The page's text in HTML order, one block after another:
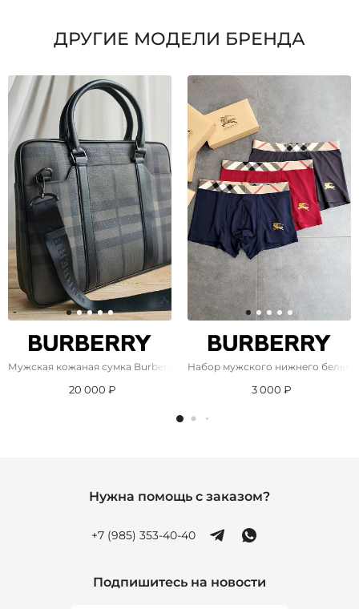
ДРУГИЕ МОДЕЛИ БРЕНДА
Мужская кожаная сумка Burberry 38.5x29 см - Brown
20 000 ₽
Набор мужского нижнего белья
3 000 ₽
Нужна помощь с заказом?
+7 (985) 353-40-40
Подпишитесь на новости